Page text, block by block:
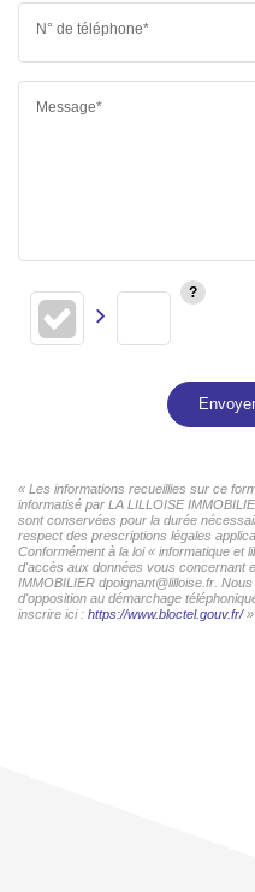
N° de téléphone*
Message*
« Les informations recueillies sur ce
informatisé par LA LILLOISE
sont conservées pour la durée
respect des prescriptions légales
Conformément à la loi « informatique
d'accès aux données vous concernant
IMMOBILIER dpoignant@lilloise.fr.
d'opposition au démarchage
inscrire ici : https://www.bloctel.gouv.fr/»